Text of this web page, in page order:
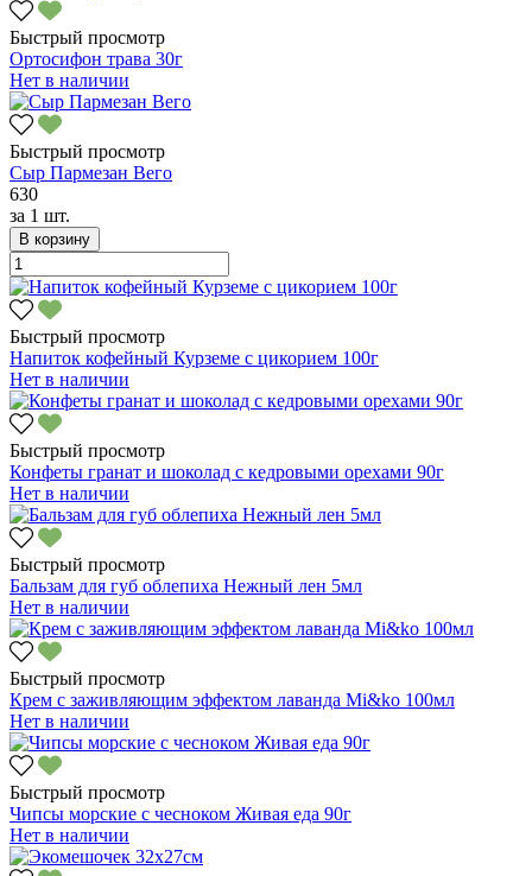
Быстрый просмотр
Ортосифон трава 30г
Нет в наличии
Быстрый просмотр
Сыр Пармезан Вего
630
за 1 шт.
В корзину
Быстрый просмотр
Напиток кофейный Курземе с цикорием 100г
Нет в наличии
Быстрый просмотр
Конфеты гранат и шоколад с кедровыми орехами 90г
Нет в наличии
Быстрый просмотр
Бальзам для губ облепиха Нежный лен 5мл
Нет в наличии
Быстрый просмотр
Крем с заживляющим эффектом лаванда Mi&ko 100мл
Нет в наличии
Быстрый просмотр
Чипсы морские с чесноком Живая еда 90г
Нет в наличии